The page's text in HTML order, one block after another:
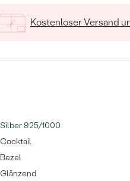
Kostenloser Versand
Silber 925/1000
Cocktail
Bezel
Glänzend